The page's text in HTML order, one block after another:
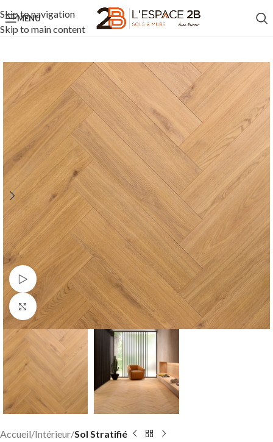
Skip to navigation
Skip to main content
MENU
Watch video
Click to enlarge
Accueil Intérieur Sol Stratifié